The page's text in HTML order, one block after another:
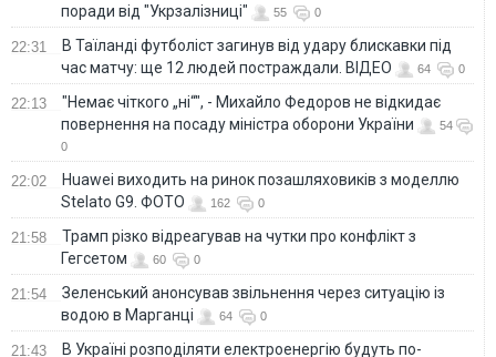
поради від "Укрзалізниці"
55 0
22:31
В Таїланді футболіст загинув від удару блискавки під
час матчу: ще 12 людей постраждали. ВІДЕО
64 0
22:13
"Немає чіткого „ні“", - Михайло Федоров не відкидає
повернення на посаду міністра оборони України
54
0
22:02
Huawei виходить на ринок позашляховиків з моделлю
Stelato G9. ФОТО
162 0
21:58
Трамп різко відреагував на чутки про конфлікт з
Гегсетом
60 0
21:54
Зеленський анонсував звільнення через ситуацію із
водою в Марганці
64 0
21:43
В Україні розподіляти електроенергію будуть по-